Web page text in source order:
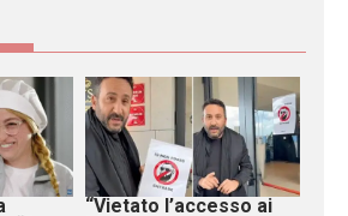
“Vietato l’accesso ai